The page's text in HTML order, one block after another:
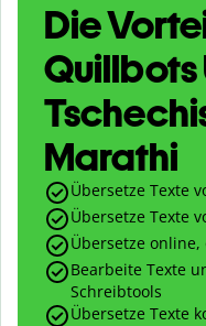
Die
Quillbots
Marathi
Übersetze Texte
Übersetze Texte
Übersetze
Bearbeite Texte
Schreibtools
Übersetze Texte